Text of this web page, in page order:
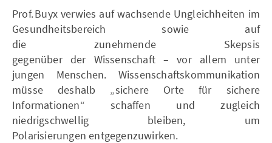
Prof. Buyx verwies auf wachsende Ungleichheiten im
Gesundheitsbereich sowie auf
die zunehmende Skepsis
gegenüber der Wissenschaft – vor allem unter
jungen Menschen. Wissenschaftskommunikation
müsse deshalb „sichere Orte für sichere
Informationen“ schaffen und zugleich
niedrigschwellig bleiben, um
Polarisierungen entgegenzuwirken.